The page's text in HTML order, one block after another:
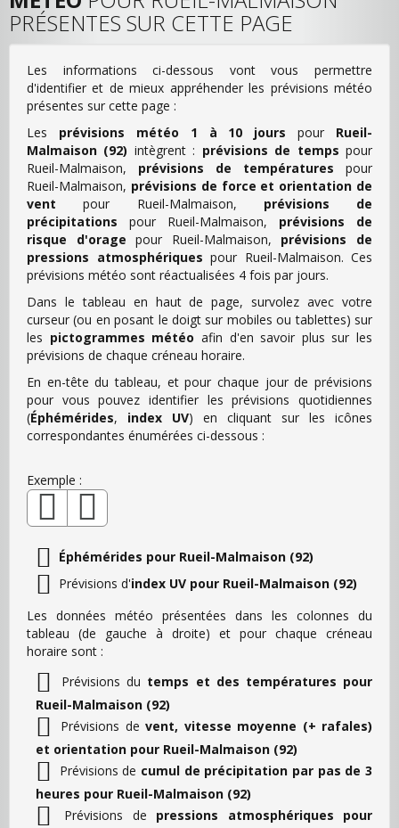
PRÉSENTES SUR CETTE PAGE
Les informations ci-dessous vont vous permettre
d'identifier et de mieux appréhender les prévisions météo
présentes sur cette page :
Les prévisions météo 1 à 10 jours pour Rueil-
Malmaison (92) intègrent : prévisions de temps pour
Rueil-Malmaison, prévisions de températures pour
Rueil-Malmaison, prévisions de force et orientation de
vent pour Rueil-Malmaison, prévisions de
précipitations pour Rueil-Malmaison, prévisions de
risque d'orage pour Rueil-Malmaison, prévisions de
pressions atmosphériques pour Rueil-Malmaison. Ces
prévisions météo sont réactualisées 4 fois par jours.
Dans le tableau en haut de page, survolez avec votre
curseur (ou en posant le doigt sur mobiles ou tablettes) sur
les pictogrammes météo afin d'en savoir plus sur les
prévisions de chaque créneau horaire.
En en-tête du tableau, et pour chaque jour de prévisions
pour vous pouvez identifier les prévisions quotidiennes
(Éphémérides, index UV) en cliquant sur les icônes
correspondantes énumérées ci-dessous :
Exemple :
Éphémérides pour Rueil-Malmaison (92)
Prévisions d'index UV pour Rueil-Malmaison (92)
Les données météo présentées dans les colonnes du
tableau (de gauche à droite) et pour chaque créneau
horaire sont :
Prévisions du temps et des températures pour
Rueil-Malmaison (92)
Prévisions devent, vitesse moyenne (+ rafales)
et orientation pour Rueil-Malmaison (92)
Prévisions de cumul de précipitation par pas de 3
heures pour Rueil-Malmaison (92)
Prévisions de pressions atmosphériques pour